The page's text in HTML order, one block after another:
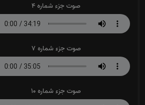
صوت جزء شماره 4
صوت جزء شماره 7
صوت جزء شماره 10